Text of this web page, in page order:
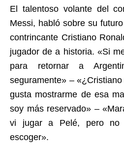
El talentoso volante del
Messi, habló sobre su
contrincante Cristiano
jugador de a historia. «Si
para retornar a
seguramente» –
gusta mostrarme de esa
soy más reservado» –
vi jugar a Pelé, pero no
escoger».